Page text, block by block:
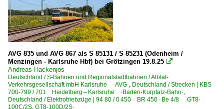
Elektrotriebzüge | 94 80
0 425 BR 425 'Quietschie'
Galerien
Experimente - Anders gesehen
Regional- und Fernzüge
AVG 835 und AVG 867 als S 85131 / S 85231 (Odenheim /
Menzingen - Karlsruhe Hbf) bei Grötzingen 19.8.25 
Andreas Hackenjos
Deutschland / S-Bahnen und Regionalstadtbahnen / Albtal-
Verkehrsgesellschaft mbH Karlsruhe ·AVG·, Deutschland / Strecken | KBS
700-799 / 701 Heidelberg – Karlsruhe ·Baden‑Kurpfalz‑Bahn·,
Deutschland / Elektrotriebzüge | 94 80 / 0 450 BR 450 · Be 4/8 ·GT8-
100C/2S, GT8-100D/2S·